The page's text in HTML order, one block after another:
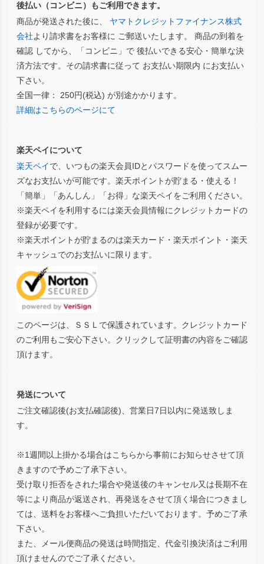
後払い（コンビニ）もご利用できます。
商品が発送された後に、 ヤマトクレジットファイナンス株式
会社より請求書をお客様に ご郵送いたします。 商品の到着を
確認 してから、「コンビニ」で 後払いできる安心・簡単な決
済方法です。その請求書に従って お支払い期限内 にお支払い
下さい。
全国一律： 250円(税込) が別途かかります。
詳細はこちらのページにて
楽天ペイについて
楽天ペイで、いつもの楽天会員IDとパスワードを使ってスムー
ズなお支払いが可能です。楽天ポイントが貯まる・使える！
「簡単」「あんしん」「お得」な楽天ペイをご利用ください。
※楽天ペイを利用するには楽天会員情報にクレジットカードの
登録が必要です。
※楽天ポイントが貯まるのは楽天カード・楽天ポイント・楽天
キャッシュでのお支払いに限ります。
このページは、ＳＳＬで保護されています。クレジットカード
のご利用もご安心下さい。クリックして証明書の内容をご確認
頂けます。
発送について
ご注文確認後(お支払確認後)、営業日7日以内に発送致しま
す。
※1週間以上掛かる場合はこちらから事前にお知らせさせて頂
きますので予めご了承下さい。
受け取り拒否をされた場合や発送後のキャンセル又は長期不在
等により商品が返送され、再発送をさせて頂く場合につきまし
ては、送料をお客様へご負担いただいております。予めご了承
下さい。
また、メール便商品の発送は時間指定、代金引換決済はご利用
頂けませんのでご了承ください。